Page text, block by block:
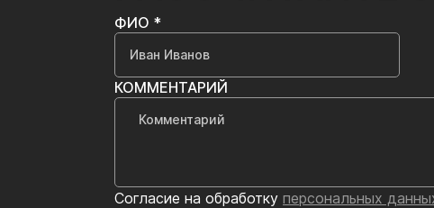
ФИО *
КОММЕНТАРИЙ
Согласие на обработку персональных